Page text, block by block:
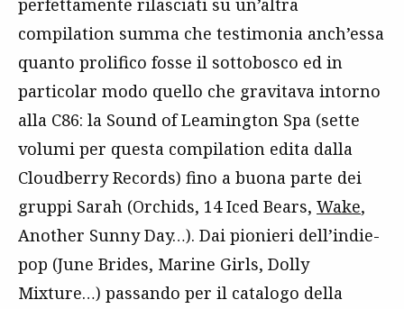
perfettamente rilasciati su un’altra
compilation summa che testimonia anch’essa
quanto prolifico fosse il sottobosco ed in
particolar modo quello che gravitava intorno
alla C86: la Sound of Leamington Spa (sette
volumi per questa compilation edita dalla
Cloudberry Records) fino a buona parte dei
gruppi Sarah (Orchids, 14 Iced Bears, Wake,
Another Sunny Day…). Dai pionieri dell’indie-
pop (June Brides, Marine Girls, Dolly
Mixture…) passando per il catalogo della